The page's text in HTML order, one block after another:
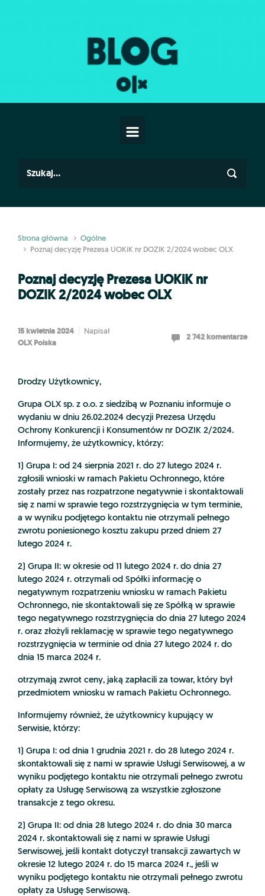
Strona główna
Ogólne
Poznaj decyzję Prezesa UOKiK nr DOZIK 2/2024 wobec OLX
Poznaj decyzję Prezesa UOKiK nr
DOZIK 2/2024 wobec OLX
15 kwietnia 2024 Napisał
OLX Polska
2 742 komentarze
Drodzy Użytkownicy,
Grupa OLX sp. z o.o. z siedzibą w Poznaniu informuje o
wydaniu w dniu 26.02.2024 decyzji Prezesa Urzędu
Ochrony Konkurencji i Konsumentów nr DOZIK 2/2024.
Informujemy, że użytkownicy, którzy:
1) Grupa I: od 24 sierpnia 2021 r. do 27 lutego 2024 r.
zgłosili wnioski w ramach Pakietu Ochronnego, które
zostały przez nas rozpatrzone negatywnie i skontaktowali
się z nami w sprawie tego rozstrzygnięcia w tym terminie,
a w wyniku podjętego kontaktu nie otrzymali pełnego
zwrotu poniesionego kosztu zakupu przed dniem 27
lutego 2024 r.
2) Grupa II: w okresie od 11 lutego 2024 r. do dnia 27
lutego 2024 r. otrzymali od Spółki informację o
negatywnym rozpatrzeniu wniosku w ramach Pakietu
Ochronnego, nie skontaktowali się ze Spółką w sprawie
tego negatywnego rozstrzygnięcia do dnia 27 lutego 2024
r. oraz złożyli reklamację w sprawie tego negatywnego
rozstrzygnięcia w terminie od dnia 27 lutego 2024 r. do
dnia 15 marca 2024 r.
otrzymają zwrot ceny, jaką zapłacili za towar, który był
przedmiotem wniosku w ramach Pakietu Ochronnego.
Informujemy również, że użytkownicy kupujący w
Serwisie, którzy:
1) Grupa I: od dnia 1 grudnia 2021 r. do 28 lutego 2024 r.
skontaktowali się z nami w sprawie Usługi Serwisowej, a w
wyniku podjętego kontaktu nie otrzymali pełnego zwrotu
opłaty za Usługę Serwisową za wszystkie zgłoszone
transakcje z tego okresu.
2) Grupa II: od dnia 28 lutego 2024 r. do dnia 30 marca
2024 r. skontaktowali się z nami w sprawie Usługi
Serwisowej, jeśli kontakt dotyczył transakcji zawartych w
okresie 12 lutego 2024 r. do 15 marca 2024 r., jeśli w
wyniku podjętego kontaktu nie otrzymali pełnego zwrotu
opłaty za Usługę Serwisową.